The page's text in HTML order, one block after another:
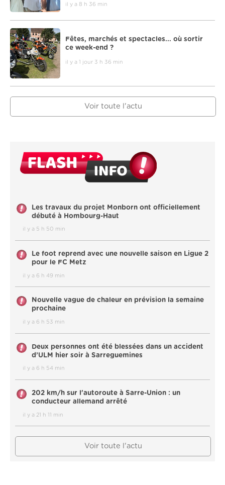
il y a 8 h 36 min
Fêtes, marchés et spectacles... où sortir
ce week-end ?
il y a 1 jour 3 h 36 min
Voir toute l'actu
Les travaux du projet Monborn ont officiellement
débuté à Hombourg-Haut
il y a 5 h 50 min
Le foot reprend avec une nouvelle saison en Ligue 2
pour le FC Metz
il y a 6 h 49 min
Nouvelle vague de chaleur en prévision la semaine
prochaine
il y a 6 h 53 min
Deux personnes ont été blessées dans un accident
d’ULM hier soir à Sarreguemines
il y a 6 h 54 min
202 km/h sur l'autoroute à Sarre-Union : un
conducteur allemand arrêté
il y a 21 h 11 min
Voir toute l'actu